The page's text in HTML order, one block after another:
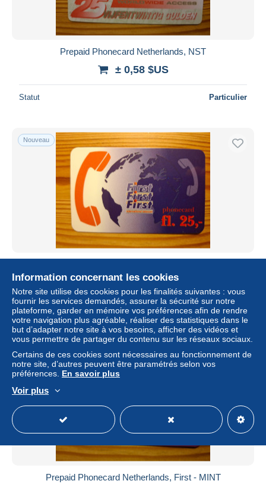
Prepaid Phonecard Netherlands, NST
± 0,58 $US
Statut Particulier
Nouveau
± 0,58 $US
Statut Particulier
Nouveau
Prepaid Phonecard Netherlands, First - MINT
Information concernant les cookies
Notre site utilise des cookies pour les finalités suivantes : vous
fournir les services demandés, assurer la sécurité sur notre
plateforme, garder en mémoire vos préférences afin de rendre
votre navigation plus agréable, réaliser des statistiques dans le
but d’adapter notre site à vos besoins, afficher des vidéos et
vous permettre de partager du contenu sur les réseaux sociaux.
Certains de ces cookies sont nécessaires au fonctionnement de
notre site, d’autres peuvent être paramétrés selon vos
préférences. En savoir plus
Voir plus